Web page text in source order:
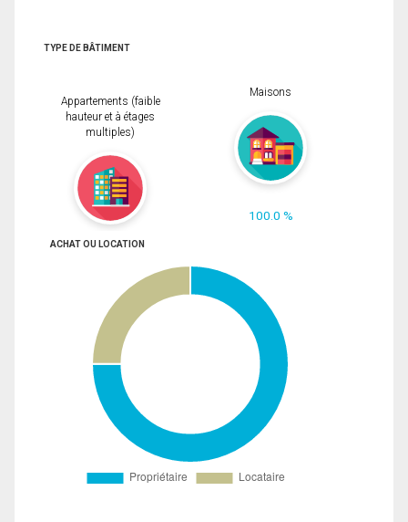
TYPE DE BÂTIMENT
Appartements (faible
hauteur et à étages
multiples)
Maisons
100.0 %
ACHAT OU LOCATION